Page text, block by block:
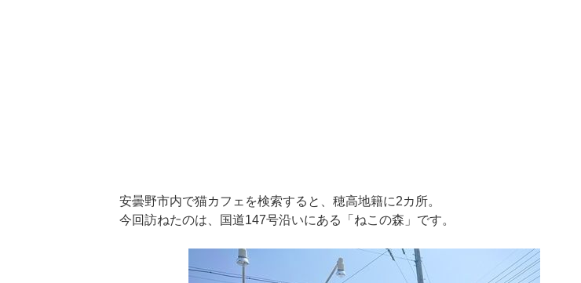
安曇野市内で猫カフェを検索すると、穂高地籍に2カ所。
今回訪ねたのは、国道147号沿いにある「ねこの森」です。